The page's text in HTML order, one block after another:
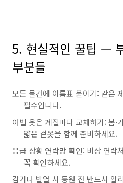
5. 현실적인 꿀팁 —
부분들
모든 물건에 이름표 붙이기: 같은
필수입니다.
여벌 옷은 계절마다 교체하기: 봄·
얇은 겉옷을 함께 준비하세요.
응급 상황 연락망 확인: 비상 연락
꼭 확인하세요.
감기나 발열 시 등원 전 반드시 알